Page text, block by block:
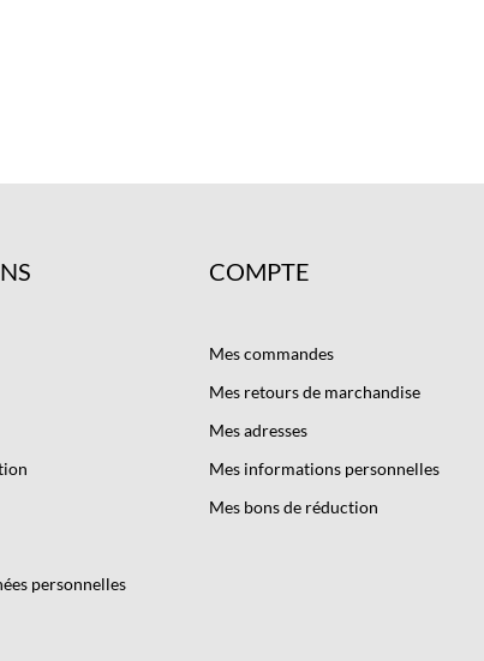
personnelles
COMPTE
Mes commandes
Mes retours de marchandise
Mes adresses
Mes informations personnelles
Mes bons de réduction